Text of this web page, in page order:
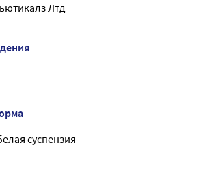
Лтд
суспензия